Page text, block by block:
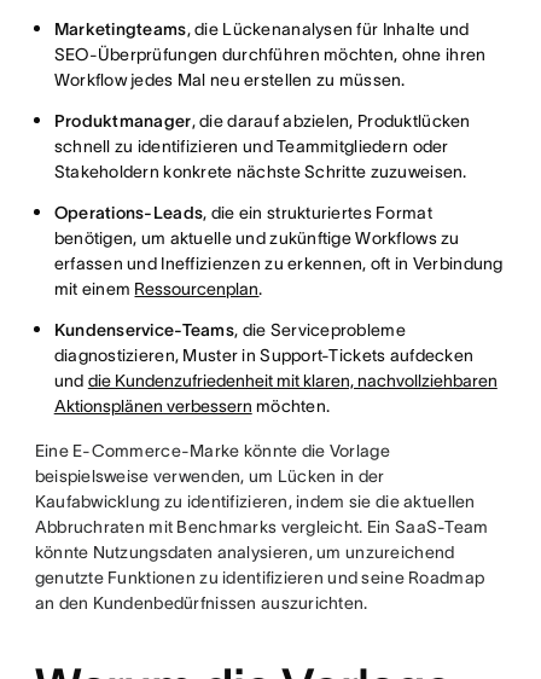
Marketingteams, die Lückenanalysen für Inhalte und
SEO-Überprüfungen durchführen möchten, ohne ihren
Workflow jedes Mal neu erstellen zu müssen.
Produktmanager, die darauf abzielen, Produktlücken
schnell zu identifizieren und Teammitgliedern oder
Stakeholdern konkrete nächste Schritte zuzuweisen.
Operations-Leads, die ein strukturiertes Format
benötigen, um aktuelle und zukünftige Workflows zu
erfassen und Ineffizienzen zu erkennen, oft in Verbindung
mit einem Ressourcenplan.
Kundenservice-Teams, die Serviceprobleme
diagnostizieren, Muster in Support-Tickets aufdecken
und die Kundenzufriedenheit mit klaren, nachvollziehbaren
Aktionsplänen verbessern möchten.
Eine E-Commerce-Marke könnte die Vorlage
beispielsweise verwenden, um Lücken in der
Kaufabwicklung zu identifizieren, indem sie die aktuellen
Abbruchraten mit Benchmarks vergleicht. Ein SaaS-Team
könnte Nutzungsdaten analysieren, um unzureichend
genutzte Funktionen zu identifizieren und seine Roadmap
an den Kundenbedürfnissen auszurichten.